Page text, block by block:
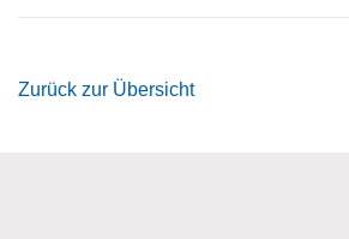
Zurück zur Übersicht